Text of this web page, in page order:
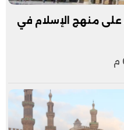
على منهج الإسلام في